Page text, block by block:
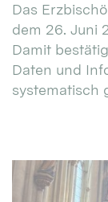
Das
dem 26. Juni
Damit
Daten und
systematisch